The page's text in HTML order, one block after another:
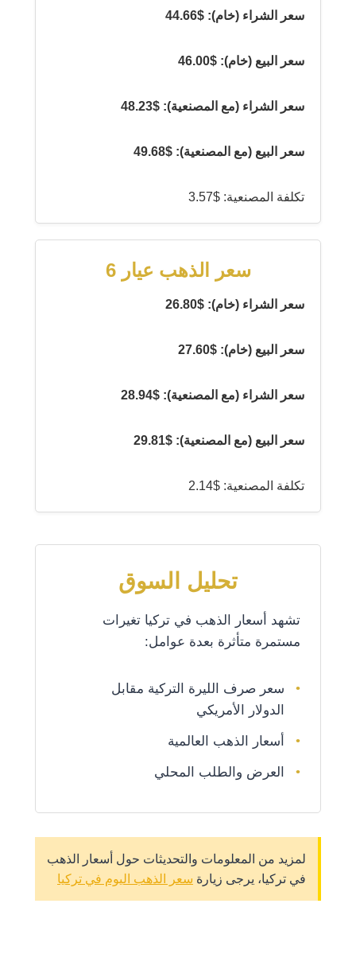
سعر الشراء (خام): $44.66
سعر البيع (خام): $46.00
سعر الشراء (مع المصنعية): $48.23
سعر البيع (مع المصنعية): $49.68
تكلفة المصنعية: $3.57
سعر الذهب عيار 6
سعر الشراء (خام): $26.80
سعر البيع (خام): $27.60
سعر الشراء (مع المصنعية): $28.94
سعر البيع (مع المصنعية): $29.81
تكلفة المصنعية: $2.14
تحليل السوق
تشهد أسعار الذهب في تركيا تغيرات
مستمرة متأثرة بعدة عوامل:
سعر صرف الليرة التركية مقابل
الدولار الأمريكي
أسعار الذهب العالمية
العرض والطلب المحلي
لمزيد من المعلومات والتحديثات حول أسعار الذهب
في تركيا، يرجى زيارة سعر الذهب اليوم في تركيا